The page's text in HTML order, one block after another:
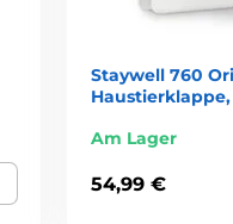
Staywell 760
Am Lager
54,99 €